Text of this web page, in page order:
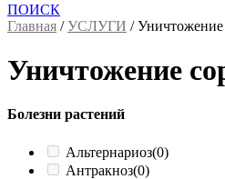
ПОИСК
Главная /УСЛУГИ /Уничтожение
Уничтожение
Болезни растений
Альтернариоз(0)
Антракноз(0)